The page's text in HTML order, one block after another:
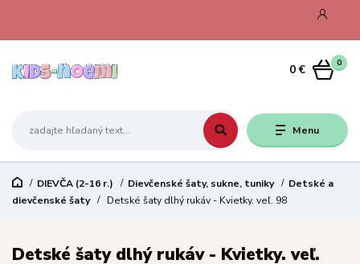
Menu
0
0 €
DIEVČA (2-16 r.) Dievčenské šaty, sukne, tuniky
Detské a
dievčenské šaty
Detské šaty dlhý rukáv - Kvietky. veľ. 98
Detské šaty dlhý rukáv - Kvietky. veľ.